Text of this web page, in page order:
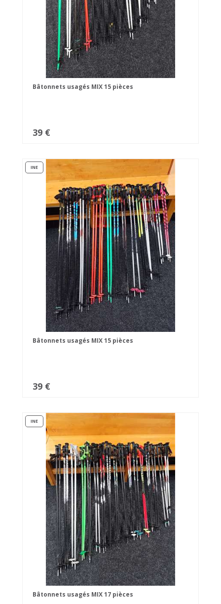
Bâtonnets usagés MIX 15 pièces
39 €
INE
Bâtonnets usagés MIX 15 pièces
39 €
INE
Bâtonnets usagés MIX 17 pièces